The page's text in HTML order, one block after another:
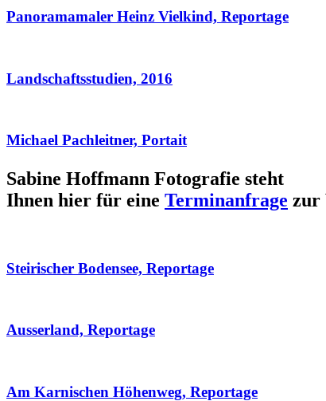
Panoramamaler Heinz Vielkind, Reportage
Landschaftsstudien, 2016
Michael Pachleitner, Portait
Sabine Hoffmann Fotografie steht
Ihnen hier für eine Terminanfrage zur
Steirischer Bodensee, Reportage
Ausserland, Reportage
Am Karnischen Höhenweg, Reportage